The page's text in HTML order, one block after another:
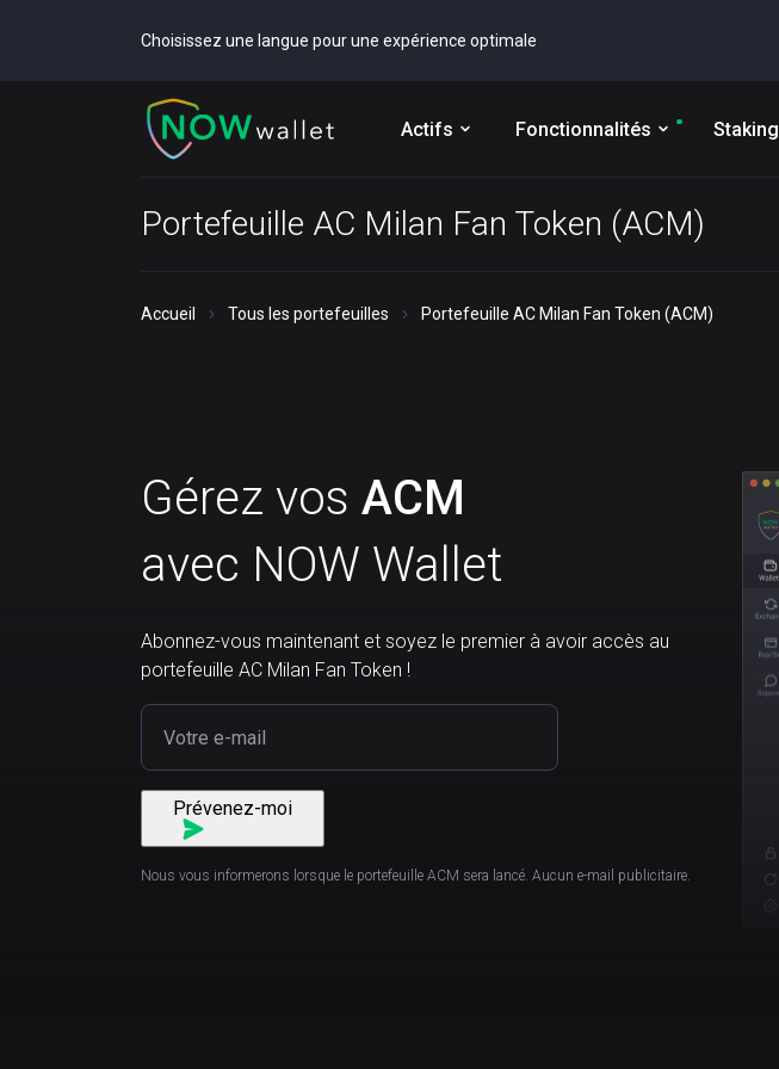
Choisissez une langue pour une expérience optimale
Actifs Fonctionnalités Staking
Portefeuille AC Milan Fan Token (ACM)
Accueil Tous les portefeuilles Portefeuille AC Milan Fan Token (ACM)
Gérez vos ACM
avec NOW Wallet
Abonnez-vous maintenant et soyez le premier à avoir accès au
portefeuille AC Milan Fan Token !
Prévenez-moi
Nous vous informerons lorsque le portefeuille ACM sera lancé. Aucun e-mail publicitaire.